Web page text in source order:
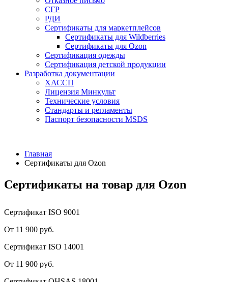
СГР
РДИ
Сертификаты для маркетплейсов
Сертификаты для Wildberries
Сертификаты для Ozon
Сертификация одежды
Сертификация детской продукции
Разработка документации
ХАССП
Лицензия Минкульт
Технические условия
Стандарты и регламенты
Паспорт безопасности MSDS
Главная
Сертификаты для Ozon
Cертификаты на товар для Ozon
Сертификат ISO 9001
От 11 900 руб.
Сертификат ISO 14001
От 11 900 руб.